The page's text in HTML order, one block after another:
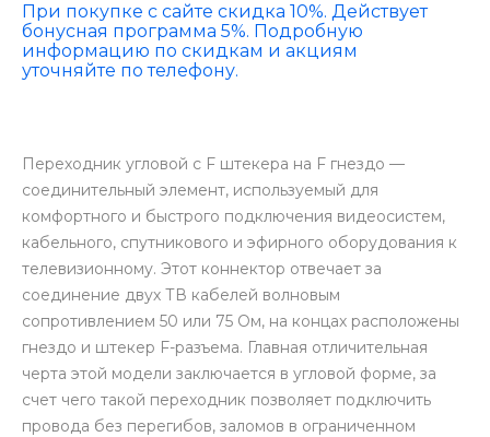
При покупке с сайте скидка 10%. Действует
бонусная программа 5%. Подробную
информацию по скидкам и акциям
уточняйте по телефону.
Переходник угловой с F штекера на F гнездо —
соединительный элемент, используемый для
комфортного и быстрого подключения видеосистем,
кабельного, спутникового и эфирного оборудования к
телевизионному. Этот коннектор отвечает за
соединение двух ТВ кабелей волновым
сопротивлением 50 или 75 Ом, на концах расположены
гнездо и штекер F-разъема. Главная отличительная
черта этой модели заключается в угловой форме, за
счет чего такой переходник позволяет подключить
провода без перегибов, заломов в ограниченном